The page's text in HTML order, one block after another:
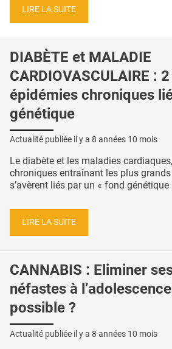
LIRE LA SUITE
DIABÈTE et MALADIE
CARDIOVASCULAIRE :
épidémies chroniques
génétique
Actualité publiée il y a 8 années 10 mois
Le diabète et les maladies
chroniques entraînant les plus
s’avèrent liés par un « fond génétique
LIRE LA SUITE
CANNABIS : Eliminer
néfastes à
possible ?
Actualité publiée il y a 8 années 10 mois